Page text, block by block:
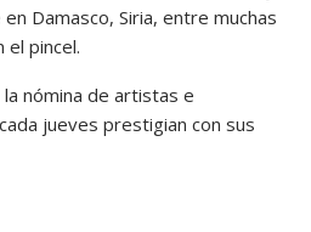
Damasco, Siria, entre muchas
el pincel.
nómina de artistas e
jueves prestigian con sus